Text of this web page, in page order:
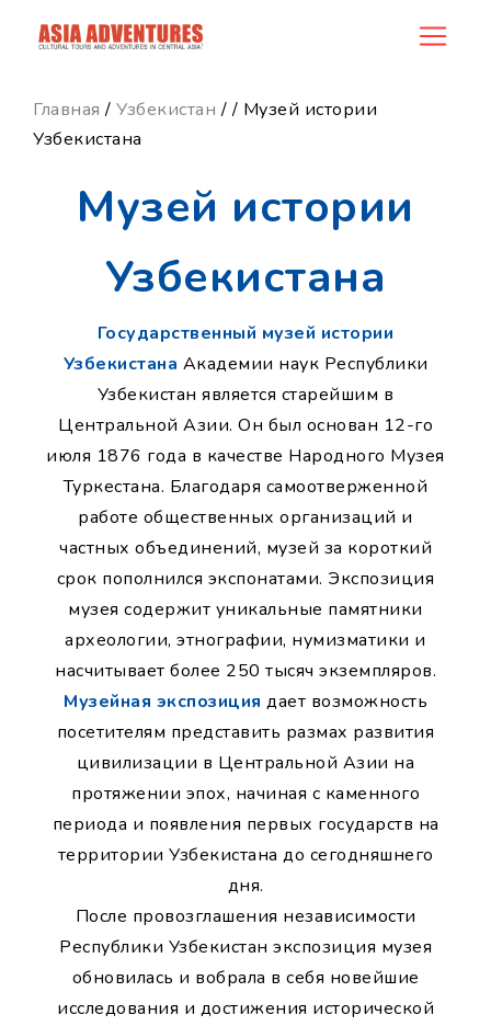
news_id
Главная / Узбекистан // Музей истории
Узбекистана
Музей истории
Узбекистана
Государственный музей истории
Узбекистана Академии наук Республики
Узбекистан является старейшим в
Центральной Азии. Он был основан 12-го
июля 1876 года в качестве Народного Музея
Туркестана. Благодаря самоотверженной
работе общественных организаций и
частных объединений, музей за короткий
срок пополнился экспонатами. Экспозиция
музея содержит уникальные памятники
археологии, этнографии, нумизматики и
насчитывает более 250 тысяч экземпляров.
Музейная экспозиция дает возможность
посетителям представить размах развития
цивилизации в Центральной Азии на
протяжении эпох, начиная с каменного
периода и появления первых государств на
территории Узбекистана до сегодняшнего
дня.
После провозглашения независимости
Республики Узбекистан экспозиция музея
обновилась и вобрала в себя новейшие
исследования и достижения исторической